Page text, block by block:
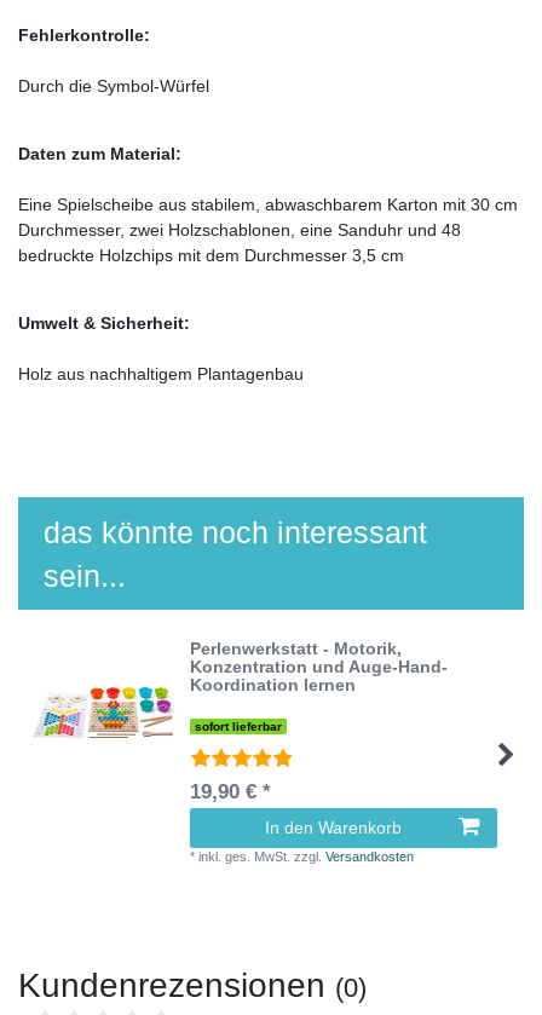
Fehlerkontrolle:
Durch die Symbol-Würfel
Daten zum Material:
Eine Spielscheibe aus stabilem, abwaschbarem Karton mit 30 cm
Durchmesser, zwei Holzschablonen, eine Sanduhr und 48
bedruckte Holzchips mit dem Durchmesser 3,5 cm
Umwelt & Sicherheit:
Holz aus nachhaltigem Plantagenbau
das könnte noch interessant
sein...
Perlenwerkstatt - Motorik,
Konzentration und Auge-Hand-
Koordination lernen
sofort lieferbar
19,90 € *
In den Warenkorb
*inkl. ges. MwSt. zzgl.Versandkosten
Kundenrezensionen (0)